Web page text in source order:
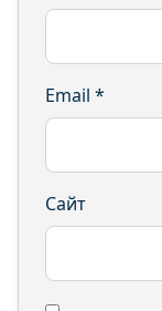
Email *
Сайт